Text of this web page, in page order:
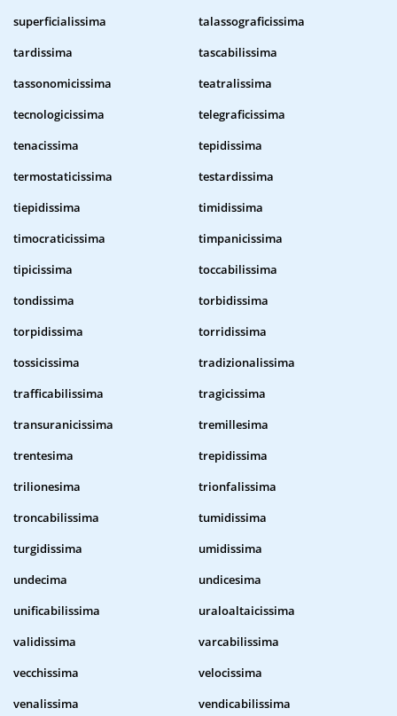
superficialissima
talassograficissima
tardissima
tascabilissima
tassonomicissima
teatralissima
tecnologicissima
telegraficissima
tenacissima
tepidissima
termostaticissima
testardissima
tiepidissima
timidissima
timocraticissima
timpanicissima
tipicissima
toccabilissima
tondissima
torbidissima
torpidissima
torridissima
tossicissima
tradizionalissima
trafficabilissima
tragicissima
transuranicissima
tremillesima
trentesima
trepidissima
trilionesima
trionfalissima
troncabilissima
tumidissima
turgidissima
umidissima
undecima
undicesima
unificabilissima
uraloaltaicissima
validissima
varcabilissima
vecchissima
velocissima
venalissima
vendicabilissima